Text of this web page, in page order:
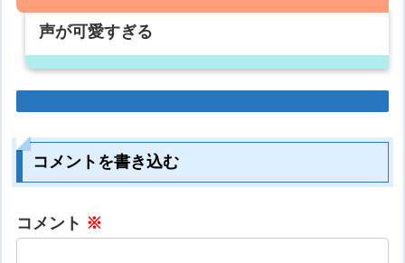
声が可愛すぎる
コメントを書き込む
コメント ※